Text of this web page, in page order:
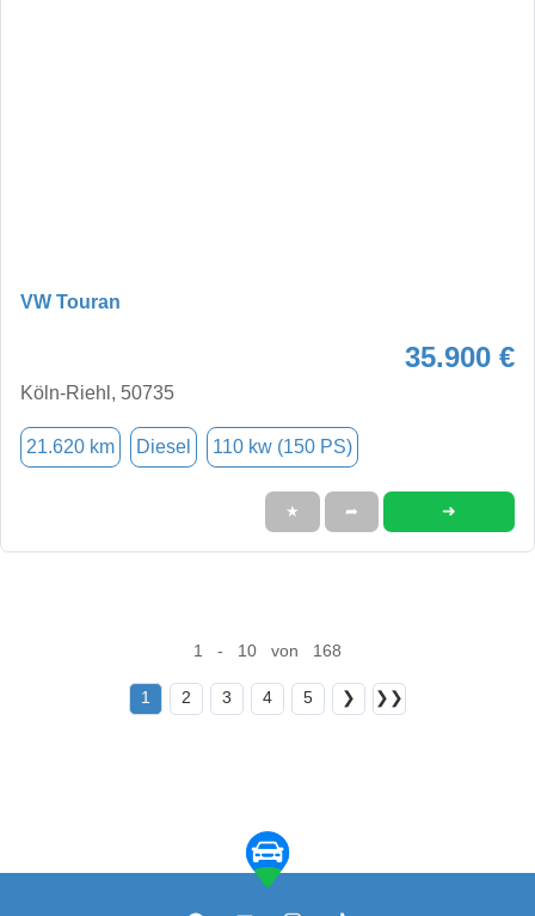
VW Touran
35.900 €
Köln-Riehl, 50735
21.620 km Diesel 110 kw (150 PS)
★ ➦ ➜
1 - 10 von 168
1 2 3 4 5 ❯ ❯❯